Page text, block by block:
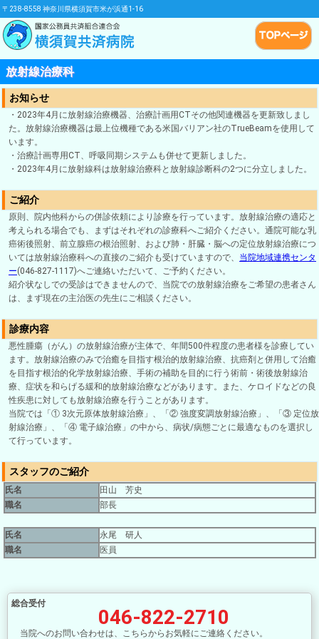
〒238-8558 神奈川県横須賀市米が浜通1-16
放射線治療科
お知らせ
・2023年4月に放射線治療機器、治療計画用CTその他関連機器を更新致しまし
た。放射線治療機器は最上位機種である米国バリアン社のTrueBeamを使用して
います。
・治療計画専用CT、呼吸同期システムも併せて更新しました。
・2023年4月に放射線科は放射線治療科と放射線診断科の2つに分立しました。
ご紹介
原則、院内他科からの併診依頼により診療を行っています。放射線治療の適応と
考えられる場合でも、まずはそれぞれの診療科へご紹介ください。通院可能な乳
癌術後照射、前立腺癌の根治照射、および肺・肝臓・脳への定位放射線治療につ
いては放射線治療科への直接のご紹介も受けていますので、 当院地域連携センタ
ー(046-827-1117)へご連絡いただいて、ご予約ください。
紹介状なしでの受診はできませんので、当院での放射線治療をご希望の患者さん
は、まず現在の主治医の先生にご相談ください。
診療内容
悪性腫瘍（がん）の放射線治療が主体で、年間500件程度の患者様を診療してい
ます。放射線治療のみで治癒を目指す根治的放射線治療、抗癌剤と併用して治癒
を目指す根治的化学放射線治療、手術の補助を目的に行う術前・術後放射線治
療、症状を和らげる緩和的放射線治療などがあります。また、ケロイドなどの良
性疾患に対しても放射線治療を行うことがあります。
当院では「① 3次元原体放射線治療」、「② 強度変調放射線治療」、「③ 定位放
射線治療」、「④ 電子線治療」の中から、病状/病態ごとに最適なものを選択し
て行っています。
スタッフのご紹介
氏名
田山 芳史
職名
部長
氏名
永尾 研人
職名
医員
総合受付
046-822-2710
当院へのお問い合わせは、こちらからお気軽にご連絡ください。